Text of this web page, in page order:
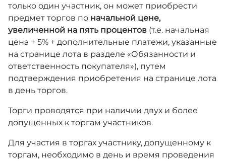
только один участник, он может приобрести
предмет торгов по начальной цене,
увеличенной на пять процентов (т.е. начальная
цена + 5% + дополнительные платежи, указанные
на странице лота в разделе «Обязанности и
ответственность покупателя»), путем
подтверждения приобретения на странице лота
в день торгов.
Торги проводятся при наличии двух и более
допущенных к торгам участников.
Для участия в торгах участнику, допущенному к
торгам, необходимо в день и время проведения